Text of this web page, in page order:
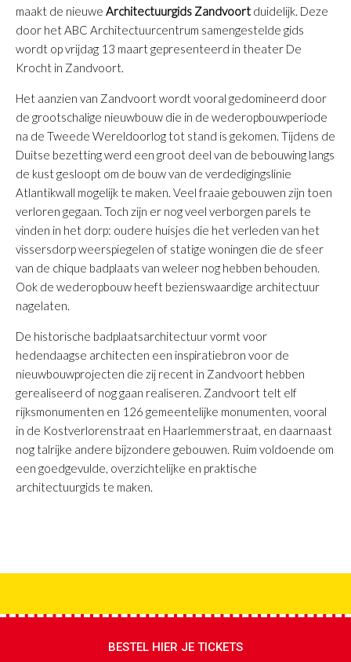
maakt de nieuwe Architectuurgids Zandvoort duidelijk. Deze
door het ABC Architectuurcentrum samengestelde gids
wordt op vrijdag 13 maart gepresenteerd in theater De
Krocht in Zandvoort.
Het aanzien van Zandvoort wordt vooral gedomineerd door
de grootschalige nieuwbouw die in de wederopbouwperiode
na de Tweede Wereldoorlog tot stand is gekomen. Tijdens de
Duitse bezetting werd een groot deel van de bebouwing langs
de kust gesloopt om de bouw van de verdedigingslinie
Atlantikwall mogelijk te maken. Veel fraaie gebouwen zijn toen
verloren gegaan. Toch zijn er nog veel verborgen parels te
vinden in het dorp: oudere huisjes die het verleden van het
vissersdorp weerspiegelen of statige woningen die de sfeer
van de chique badplaats van weleer nog hebben behouden.
Ook de wederopbouw heeft bezienswaardige architectuur
nagelaten.
De historische badplaatsarchitectuur vormt voor
hedendaagse architecten een inspiratiebron voor de
nieuwbouwprojecten die zij recent in Zandvoort hebben
gerealiseerd of nog gaan realiseren. Zandvoort telt elf
rijksmonumenten en 126 gemeentelijke monumenten, vooral
in de Kostverlorenstraat en Haarlemmerstraat, en daarnaast
nog talrijke andere bijzondere gebouwen. Ruim voldoende om
een goedgevulde, overzichtelijke en praktische
architectuurgids te maken.
BESTEL HIER JE TICKETS